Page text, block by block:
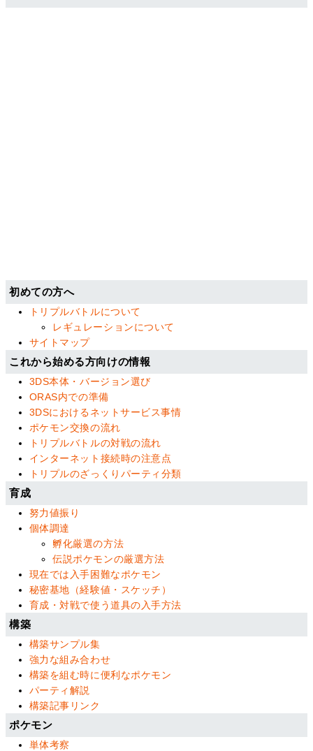
初めての方へ
トリプルバトルについて
レギュレーションについて
サイトマップ
これから始める方向けの情報
3DS本体・バージョン選び
ORAS内での準備
3DSにおけるネットサービス事情
ポケモン交換の流れ
トリプルバトルの対戦の流れ
インターネット接続時の注意点
トリプルのざっくりパーティ分類
育成
努力値振り
個体調達
孵化厳選の方法
伝説ポケモンの厳選方法
現在では入手困難なポケモン
秘密基地（経験値・スケッチ）
育成・対戦で使う道具の入手方法
構築
構築サンプル集
強力な組み合わせ
構築を組む時に便利なポケモン
パーティ解説
構築記事リンク
ポケモン
単体考察